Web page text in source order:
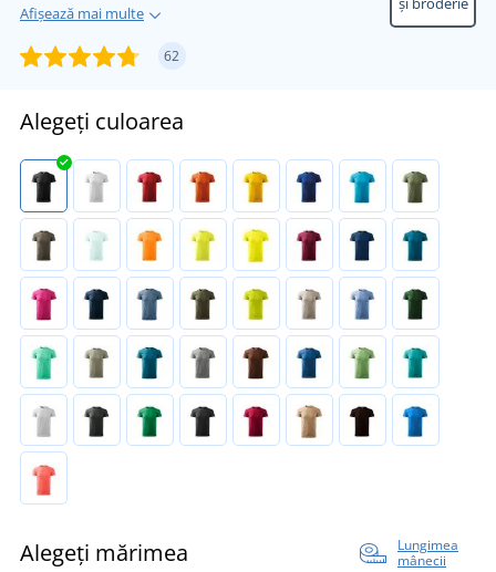
Afișează mai multe
62
Alegeți culoarea
Alegeți mărimea
Lungimea
mânecii